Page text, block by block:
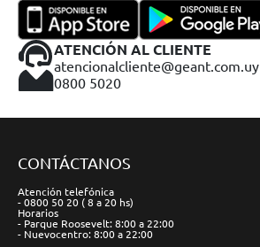
ATENCIÓN AL CLIENTE
atencionalcliente@geant.com.uy
0800 5020
CONTÁCTANOS
Atención telefónica
- 0800 50 20 ( 8 a 20 hs)
Horarios
- Parque Roosevelt: 8:00 a 22:00
- Nuevocentro: 8:00 a 22:00